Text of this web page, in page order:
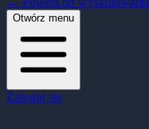
Otwórz menu
Zaloguj się